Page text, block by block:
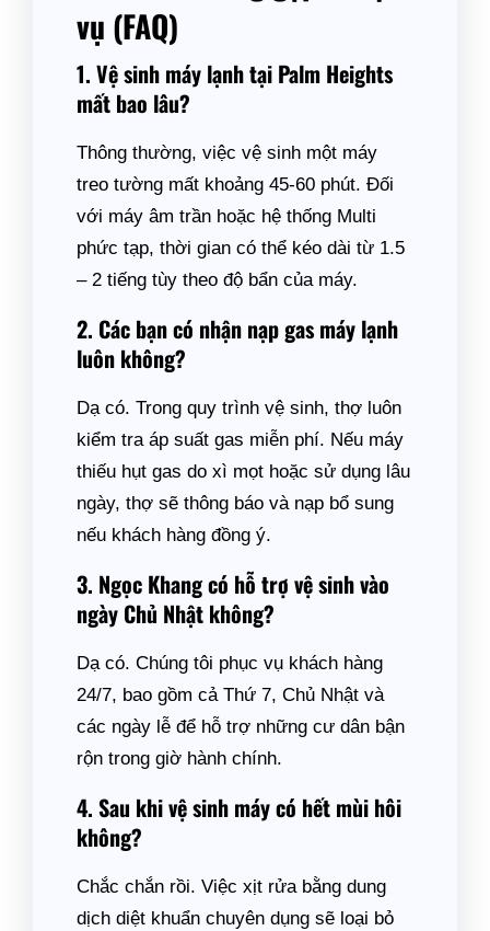
vụ (FAQ)
1. Vệ sinh máy lạnh tại Palm Heights
mất bao lâu?
Thông thường, việc vệ sinh một máy
treo tường mất khoảng 45-60 phút. Đối
với máy âm trần hoặc hệ thống Multi
phức tạp, thời gian có thể kéo dài từ 1.5
– 2 tiếng tùy theo độ bẩn của máy.
2. Các bạn có nhận nạp gas máy lạnh
luôn không?
Dạ có. Trong quy trình vệ sinh, thợ luôn
kiểm tra áp suất gas miễn phí. Nếu máy
thiếu hụt gas do xì mọt hoặc sử dụng lâu
ngày, thợ sẽ thông báo và nạp bổ sung
nếu khách hàng đồng ý.
3. Ngọc Khang có hỗ trợ vệ sinh vào
ngày Chủ Nhật không?
Dạ có. Chúng tôi phục vụ khách hàng
24/7, bao gồm cả Thứ 7, Chủ Nhật và
các ngày lễ để hỗ trợ những cư dân bận
rộn trong giờ hành chính.
4. Sau khi vệ sinh máy có hết mùi hôi
không?
Chắc chắn rồi. Việc xịt rửa bằng dung
dịch diệt khuẩn chuyên dụng sẽ loại bỏ